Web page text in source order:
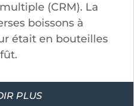
(CRM). La
boissons à
était en bouteilles
PLUS